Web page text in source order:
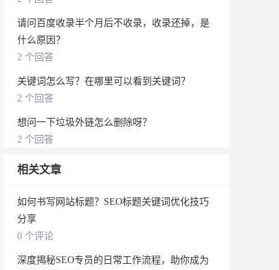
请问百度收录半个月后不收录，收录还掉，是
什么原因？
2 个回答
关键词怎么写？在哪里可以看到关键词？
2 个回答
想问一下垃圾外链怎么删除呀？
2 个回答
相关文章
如何书写网站标题？SEO标题关键词优化技巧
分享
0 个评论
深度揭秘SEO专员的日常工作流程，助你成为